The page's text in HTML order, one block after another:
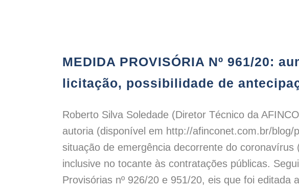
MEDIDA PROVISÓRIA Nº 961/20:
licitação, possibilidade de
Roberto Silva Soledade (Diretor Técnico da
autoria (disponível em http://afinconet.com.br/
situação de emergência decorrente do
inclusive no tocante às contratações públicas.
Provisórias nº 926/20 e 951/20, eis que foi